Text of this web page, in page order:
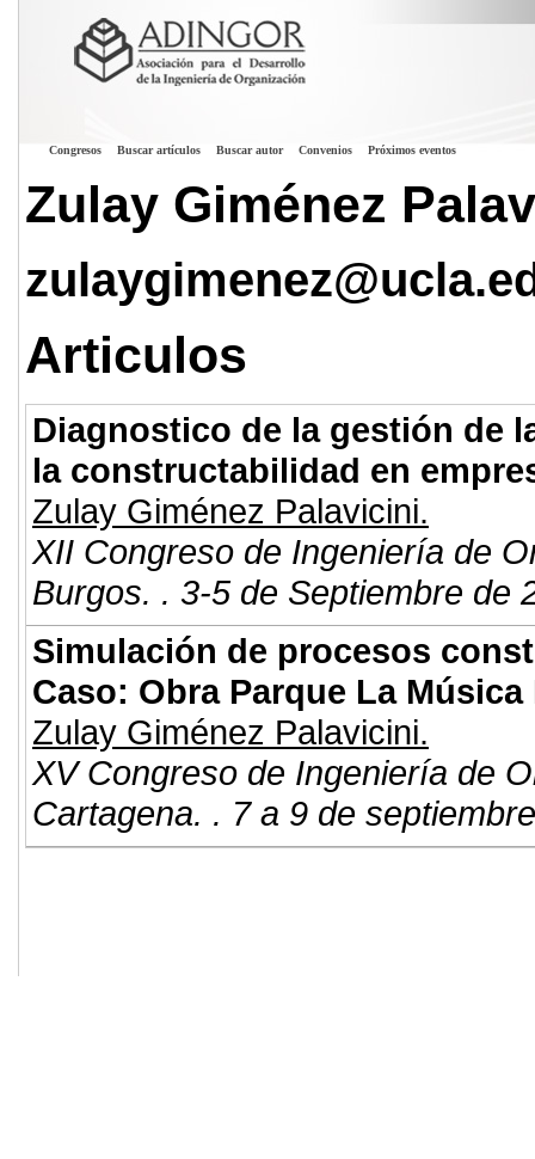
Congresos Buscar artículos Buscar autor Convenios Próximos eventos
Zulay Giménez
Articulos
Diagnostico de la gestión de
la constructabilidad en
Zulay Giménez Palavicini.
XII Congreso de Ingeniería de
Burgos. . 3-5 de Septiembre de
Simulación de procesos
Caso: Obra Parque La
Zulay Giménez Palavicini.
XV Congreso de Ingeniería de
Cartagena. . 7 a 9 de